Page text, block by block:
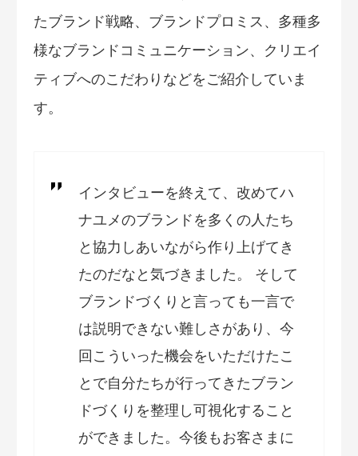
たブランド戦略、ブランドプロミス、多種多
様なブランドコミュニケーション、クリエイ
ティブへのこだわりなどをご紹介していま
す。
インタビューを終えて、改めてハ
ナユメのブランドを多くの人たち
と協力しあいながら作り上げてき
たのだなと気づきました。 そして
ブランドづくりと言っても一言で
は説明できない難しさがあり、今
回こういった機会をいただけたこ
とで自分たちが行ってきたブラン
ドづくりを整理し可視化すること
ができました。今後もお客さまに